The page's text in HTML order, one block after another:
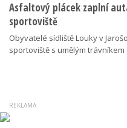
Asfaltový plácek zaplní
sportoviště
Obyvatelé sídliště Louky v
sportoviště s umělým